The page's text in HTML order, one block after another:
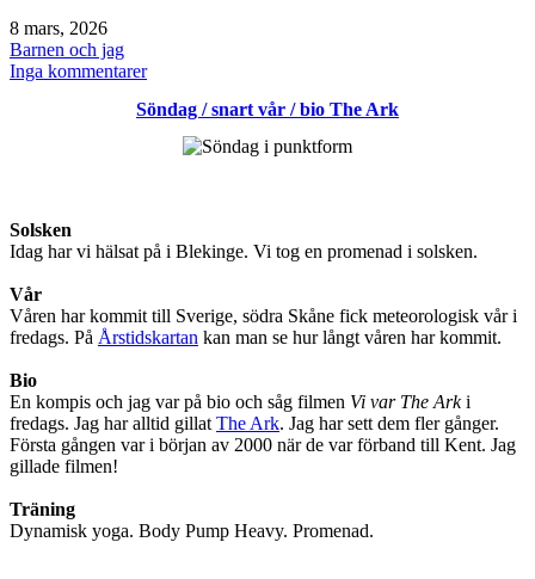
Publicerat
den
8 mars, 2026
Kategoriserat
som
Barnen och jag
Inga kommentarertill
/
spela
Söndag / snart vår / bio The Ark
Solsken
Idag har vi hälsat på i Blekinge. Vi tog en promenad i solsken.
Vår
Våren har kommit till Sverige, södra Skåne fick meteorologisk vår i
fredags. På Årstidskartan kan man se hur långt våren har kommit.
Bio
En kompis och jag var på bio och såg filmen Vi var The Arki
fredags. Jag har alltid gillat The Ark. Jag har sett dem fler gånger.
Första gången var i början av 2000 när de var förband till Kent. Jag
gillade filmen!
Träning
Dynamisk yoga. Body Pump Heavy. Promenad.